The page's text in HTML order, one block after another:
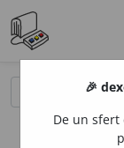
🎉
De un sfert